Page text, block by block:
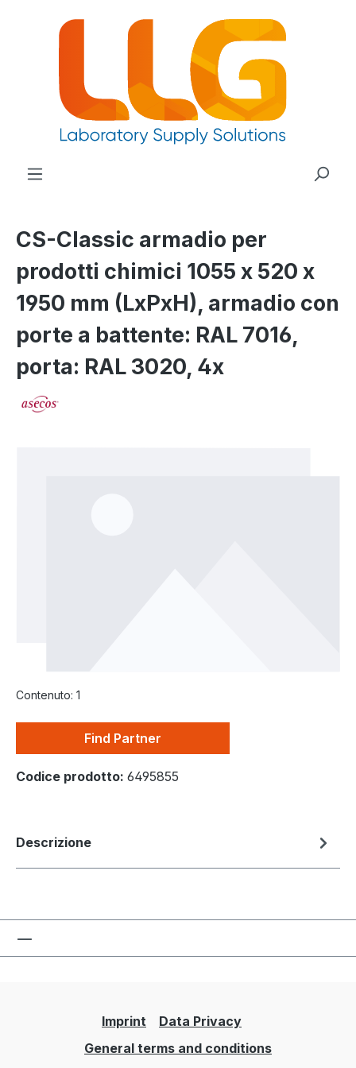
principale
CS-Classic armadio per
prodotti chimici 1055 x 520 x
1950 mm (LxPxH), armadio con
porte a battente: RAL 7016,
porta: RAL 3020, 4x
Contenuto: 1
Find Partner
Codice prodotto: 6495855
Descrizione
Imprint
Data Privacy
General terms and conditions